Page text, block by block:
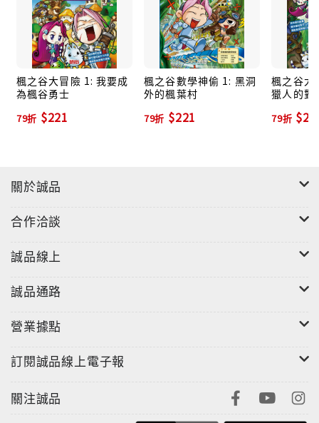
每個篇章都有「想一想」，書後也有「想一想小筆
記」，請把自己的想法寫下來喔！
楓之谷大冒險 1: 我要成
為楓谷勇士
79折 $221
楓之谷數學神偷 1: 黑洞
外的楓葉村
79折 $221
楓之谷大
獵人的對
79折
關於誠品
合作洽談
誠品線上
誠品通路
營業據點
訂閱誠品線上電子報
關注誠品